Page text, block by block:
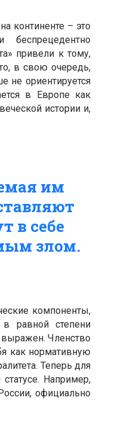
континенте – это
беспрецедентно
привели к тому,
в свою очередь,
не ориентируется
в Европе как
истории и,
им
в себе
злом.
компоненты,
в равной степени
выражен. Членство
как нормативную
Теперь для
Например,
официально